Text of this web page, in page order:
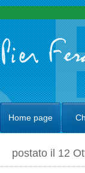
Home page
postato il 12